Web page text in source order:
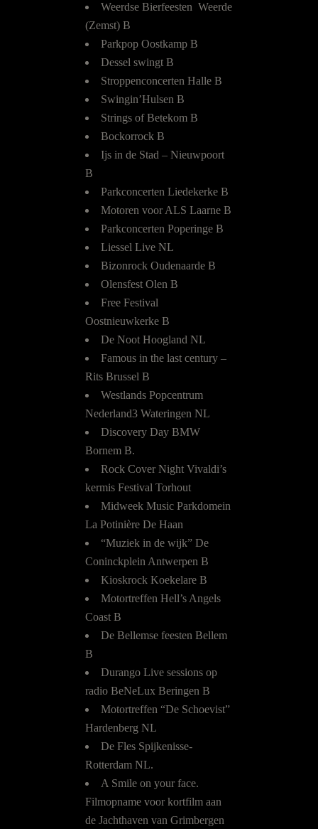
Weerdse Bierfeesten Weerde
(Zemst) B
Parkpop Oostkamp B
Dessel swingt B
Stroppenconcerten Halle B
Swingin’Hulsen B
Strings of Betekom B
Bockorrock B
Ijs in de Stad – Nieuwpoort
B
Parkconcerten Liedekerke B
Motoren voor ALS Laarne B
Parkconcerten Poperinge B
Liessel Live NL
Bizonrock Oudenaarde B
Olensfest Olen B
Free Festival
Oostnieuwkerke B
De Noot Hoogland NL
Famous in the last century –
Rits Brussel B
Westlands Popcentrum
Nederland3 Wateringen NL
Discovery Day BMW
Bornem B.
Rock Cover Night Vivaldi’s
kermis Festival Torhout
Midweek Music Parkdomein
La Potinière De Haan
“Muziek in de wijk” De
Coninckplein Antwerpen B
Kioskrock Koekelare B
Motortreffen Hell’s Angels
Coast B
De Bellemse feesten Bellem
B
Durango Live sessions op
radio BeNeLux Beringen B
Motortreffen “De Schoevist”
Hardenberg NL
De Fles Spijkenisse-
Rotterdam NL.
A Smile on your face.
Filmopname voor kortfilm aan
de Jachthaven van Grimbergen